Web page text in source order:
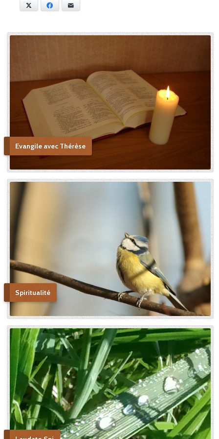
centrale, tant elle la chérissait
Sainte Vierge : « Si je n’ai
point vu le modèle, j’aime à
me persuader que j’ai vu la
copie. » Après sa mort, c’est
Céline qui plaida sa cause en
canonisation en défendant
au procès ecclésiastique sa «
petite voie » si novatrice : « Ce
autels, mais l’instrument dont
le bon Dieu s’était servi pour
montrer aux âmes “la voie de
l’enfance spirituelle” afin qu’il
produise tout l’effet pour
lequel il avait été créé. » En
promulguant le décret sur
l’héroïcité des vertus de
Thérèse, le pape Benoît XV
saluera cette « voie de la
confiance et de l’abandon ».
Bonne lecture pour aller de
découvertes en découvertes.
« Autobiographie de la sœur
et novice de la Petite
Thérèse. Histoire d’un tison
arraché du feu. » Edition du
Carmel. 386 pages. 20 Euros
Facebook
Evangile avec Thérèse
Spiritualité